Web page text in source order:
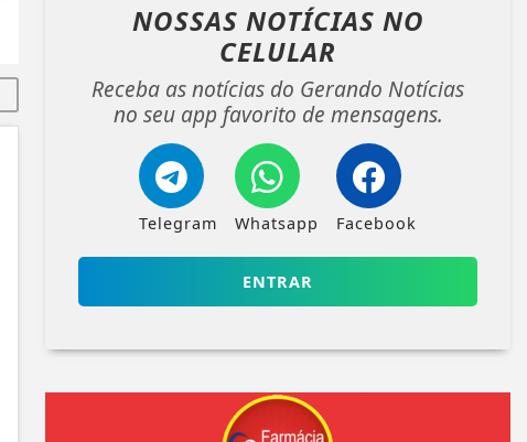
NOSSAS NOTÍCIAS NO
CELULAR
Receba as notícias do Gerando Notícias
no seu app favorito de mensagens.
Telegram Whatsapp Facebook
ENTRAR